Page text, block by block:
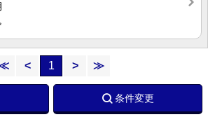
< 1 > ≫
条件変更